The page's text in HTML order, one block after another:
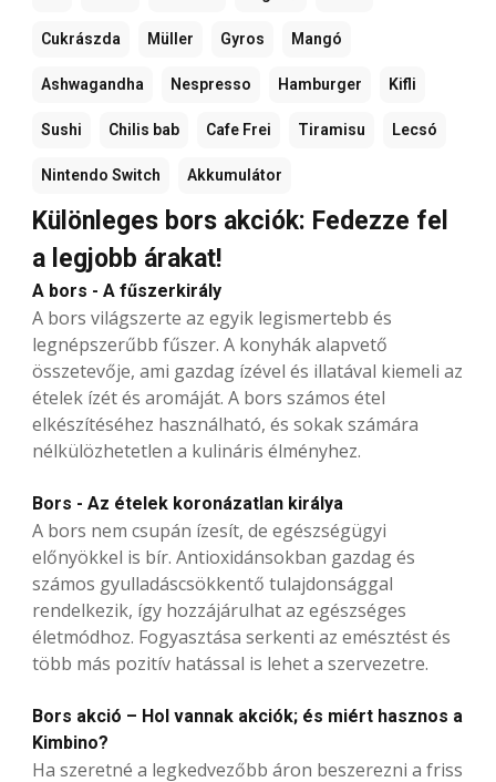
Cukrászda Müller Gyros Mangó
Ashwagandha Nespresso Hamburger Kifli
Sushi Chilis bab Cafe Frei Tiramisu Lecsó
Nintendo Switch Akkumulátor
Különleges bors akciók: Fedezze fel
a legjobb árakat!
A bors - A fűszerkirály
A bors világszerte az egyik legismertebb és
legnépszerűbb fűszer. A konyhák alapvető
összetevője, ami gazdag ízével és illatával kiemeli az
ételek ízét és aromáját. A bors számos étel
elkészítéséhez használható, és sokak számára
nélkülözhetetlen a kulináris élményhez.
Bors - Az ételek koronázatlan királya
A bors nem csupán ízesít, de egészségügyi
előnyökkel is bír. Antioxidánsokban gazdag és
számos gyulladáscsökkentő tulajdonsággal
rendelkezik, így hozzájárulhat az egészséges
életmódhoz. Fogyasztása serkenti az emésztést és
több más pozitív hatással is lehet a szervezetre.
Bors akció – Hol vannak akciók; és miért hasznos a
Kimbino?
Ha szeretné a legkedvezőbb áron beszerezni a friss